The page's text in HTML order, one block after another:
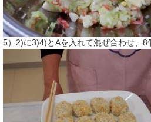
5）2)に3)4)とAを入れて混ぜ合わせ、8